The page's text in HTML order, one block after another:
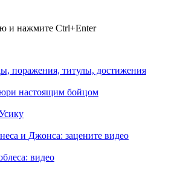
и нажмите Ctrl+Enter
поражения, титулы, достижения
настоящим бойцом
и Джонса: зацените видео
видео